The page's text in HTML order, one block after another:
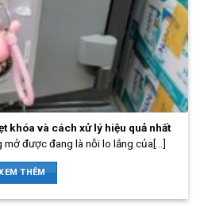
khóa và cách xử lý hiệu quả nhất
được đang là nỗi lo lắng của[...]
THÊM